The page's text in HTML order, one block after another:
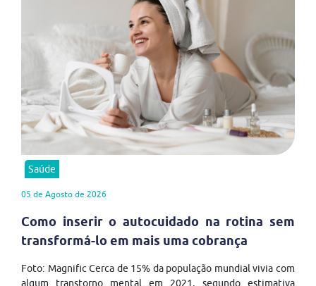
Saúde
05 de Agosto de 2026
Como inserir o autocuidado na rotina sem
transformá-lo em mais uma cobrança
Foto: Magnific Cerca de 15% da população mundial vivia com
algum transtorno mental em 2021, segundo estimativa